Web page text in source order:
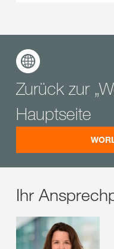
Zurück zur
Hauptseite
Ihr